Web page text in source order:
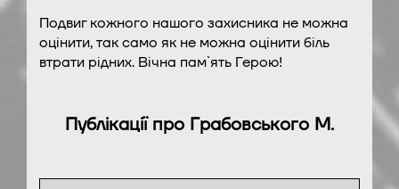
Подвиг кожного нашого захисника не можна
оцінити, так само як не можна оцінити біль
втрати рідних. Вічна пам`ять Герою!
Публікації про Грабовського М.